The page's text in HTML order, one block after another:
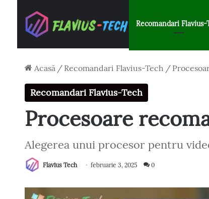
Recomandari Flavius-
Acasă / Recomandari Flavius-Tech /
Recomandari Flavius-Tech
Procesoare
Alegerea unui procesor pentru
Flavius Tech februarie 3, 2025 0